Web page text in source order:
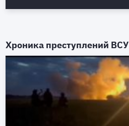
Хроника преступлений ВСУ